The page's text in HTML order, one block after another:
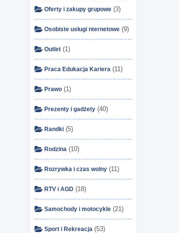
Oferty i zakupy grupowe (3)
Osobiste usługi nternetowe (9)
Outlet (1)
Praca Edukacja Kariera (11)
Prawo (1)
Prezenty i gadżety (40)
Randki (5)
Rodzina (10)
Rozrywka i czas wolny (11)
RTV i AGD (18)
Samochody i motocykle (21)
Sport i Rekreacja (53)